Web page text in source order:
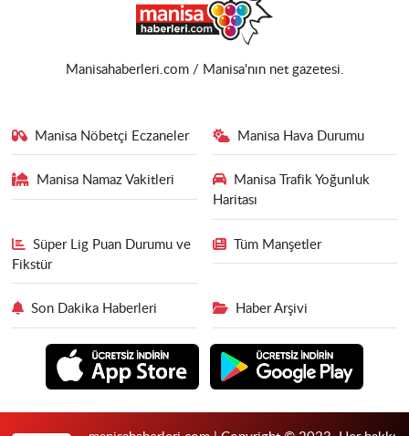
Manisahaberleri.com / Manisa'nın net gazetesi.
Manisa Nöbetçi Eczaneler Manisa Hava Durumu
Manisa Namaz Vakitleri
Manisa Trafik Yoğunluk
Haritası
Süper Lig Puan Durumu ve
Fikstür
Tüm Manşetler
Son Dakika Haberleri Haber Arşivi